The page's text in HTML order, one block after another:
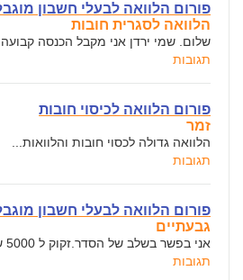
פורום הלוואה לבעלי חשבון
הלוואה לסגרית חובות
שלום. שמי ירדן אני מקבל הכנסה קבועה
תגובות
פורום הלוואה לכיסוי חובות
זמר
הלוואה גדולה לכסוי חובות והלוואות...
תגובות
פורום הלוואה לבעלי חשבון
גבעתיים
אני בפשר בשלב של הסדר.זקוק ל 5000 שח.יש לי סיכוי...
תגובות